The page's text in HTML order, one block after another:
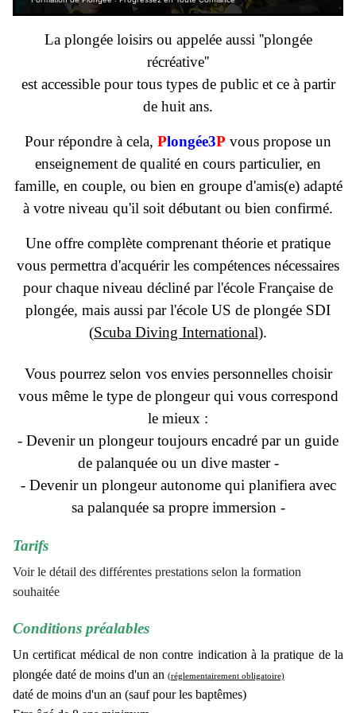
La plongée loisirs ou appelée aussi ''plongée
récréative''
est accessible pour tous types de public et ce à partir
de huit ans.
Pour répondre à cela, Plongée3P vous propose un
enseignement de qualité en cours particulier, en
famille, en couple, ou bien en groupe d'amis(e) adapté
à votre niveau qu'il soit débutant ou bien confirmé.
Une offre complète comprenant théorie et pratique
vous permettra d'acquérir les compétences nécessaires
pour chaque niveau décliné par l'école Française de
plongée, mais aussi par l'école US de plongée SDI
(Scuba Diving International).
Vous pourrez selon vos envies personnelles choisir
vous même le type de plongeur qui vous correspond
le mieux :
- Devenir un plongeur toujours encadré par un guide
de palanquée ou un dive master -
- Devenir un plongeur autonome qui planifiera avec
sa palanquée sa propre immersion -
Tarifs
Voir le détail des différentes prestations selon la formation
souhaitée
Conditions préalables
Un certificat médical de non contre indication à la pratique de la
plongée daté de moins d'un an (réglementairement obligatoire)
daté de moins d'un an (sauf pour les baptêmes)